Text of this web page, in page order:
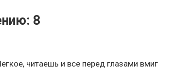
8
читаешь и все перед глазами вмиг